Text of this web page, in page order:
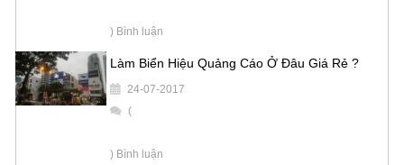
) Bình luận
Làm Biển Hiệu Quảng Cáo Ở Đâu Giá Rẻ ?
24-07-2017
(
) Bình luận